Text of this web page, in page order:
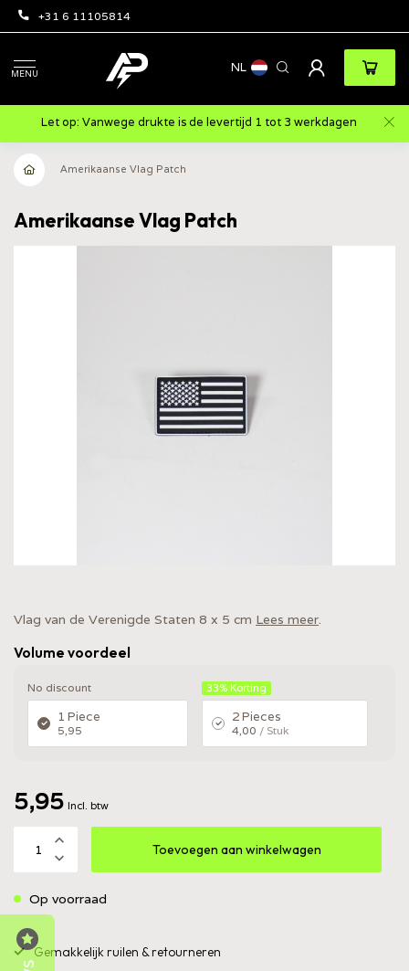
+31 6 11105814
MENU NL
Let op: Vanwege drukte is de levertijd 1 tot 3 werkdagen
Amerikaanse Vlag Patch
Amerikaanse Vlag Patch
Vlag van de Verenigde Staten 8 x 5 cm Lees meer.
Volume voordeel
No discount
1 Piece
5,95
33% Korting
2 Pieces
4,00 / Stuk
5,95 Incl. btw
Toevoegen aan winkelwagen
Op voorraad
Gemakkelijk ruilen & retourneren